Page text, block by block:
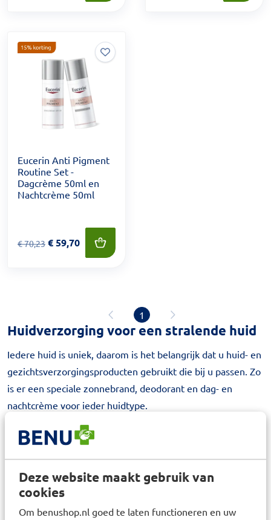
Deze website maakt gebruik van
cookies
Om benushop.nl goed te laten functioneren en uw
Eucerin Anti Pigment
Routine Set -
Dagcrème 50ml en
Nachtcrème 50ml
Van € 70,23 voor € 59,70
€70,23 €59,70
1
Huidverzorging voor een stralende huid
Iedere huid is uniek, daarom is het belangrijk dat u huid- en
gezichtsverzorgingsproducten gebruikt die bij u passen. Zo
is er een speciale zonnebrand, deodorant en dag- en
nachtcrème voor ieder huidtype.
Gezichtsreiniging kopen
Het dagelijks schoonmaken van uw gezicht is erg
extra talg, make-up en zweet. Wanneer u ‘s avonds en ‘s
ochtends uw gezicht reinigt, heeft u minder last van
verstopte poriën en dus pukkeltjes. U kiest het beste